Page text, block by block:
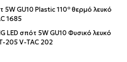
GU10 Plastic 110º θερμό λευκό
1685
LED σπότ 5W GU10 Φυσικό λευκό
205 V-TAC 202